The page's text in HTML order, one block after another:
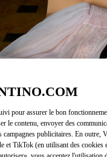
pour assurer le bon
le contenu, envoyer des
publicitaires. En outre,
TikTok (en utilisant des cookies